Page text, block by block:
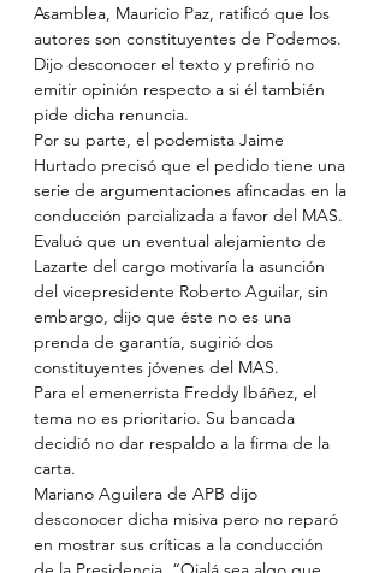
Asamblea, Mauricio Paz, ratificó que los
autores son constituyentes de Podemos.
Dijo desconocer el texto y prefirió no
emitir opinión respecto a si él también
pide dicha renuncia.
Por su parte, el podemista Jaime
Hurtado precisó que el pedido tiene una
serie de argumentaciones afincadas en la
conducción parcializada a favor del MAS.
Evaluó que un eventual alejamiento de
Lazarte del cargo motivaría la asunción
del vicepresidente Roberto Aguilar, sin
embargo, dijo que éste no es una
prenda de garantía, sugirió dos
constituyentes jóvenes del MAS.
Para el emenerrista Freddy Ibáñez, el
tema no es prioritario. Su bancada
decidió no dar respaldo a la firma de la
carta.
Mariano Aguilera de APB dijo
desconocer dicha misiva pero no reparó
en mostrar sus críticas a la conducción